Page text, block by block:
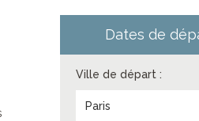
Dates de
Ville de départ :
Paris